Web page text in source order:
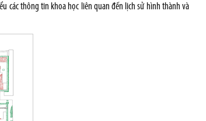
các thông tin khoa học liên quan đến lịch sử hình thành và